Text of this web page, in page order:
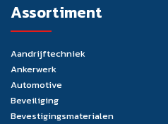
Assortiment
Aandrijftechniek
Ankerwerk
Automotive
Beveiliging
Bevestigingsmaterialen